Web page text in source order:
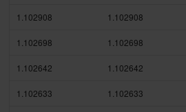
1.102908 1.102908
1.102698 1.102698
1.102642 1.102642
1.102633 1.102633